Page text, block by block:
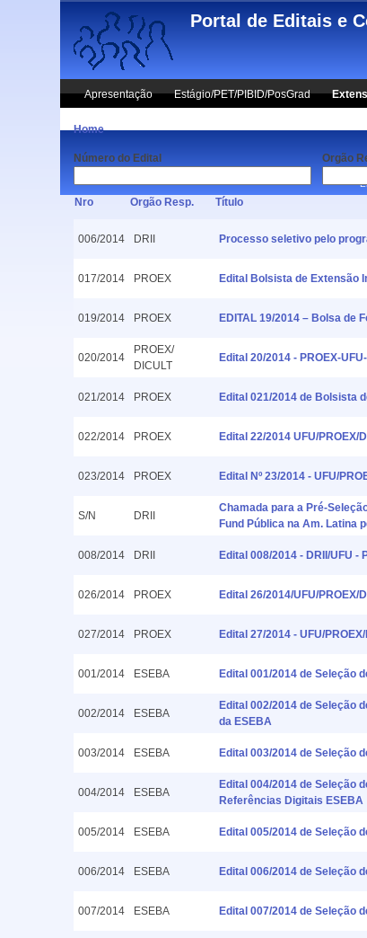
Skip to main content
Portal de Editais e
Apresentação Estágio/PET/PIBID/PosGrad
Home
Número do Edital Orgão
Nro Orgão Resp. Título
006/2014 DRII Processo seletivo pelo
017/2014 PROEX Edital Bolsista de Extensão
019/2014 PROEX EDITAL 19/2014 – Bolsa de
020/2014
PROEX/
DICULT
Edital 20/2014 - PROEX-
021/2014 PROEX Edital 021/2014 de Bolsista
022/2014 PROEX Edital 22/2014 UFU/
023/2014 PROEX Edital Nº 23/2014 - UFU/
S/N DRII
Chamada para a Pré-
Fund Pública na Am. Latina
008/2014 DRII Edital 008/2014 - DRII/UFU
026/2014 PROEX Edital 26/2014/UFU/
027/2014 PROEX Edital 27/2014 - UFU/
001/2014 ESEBA Edital 001/2014 de Seleção
002/2014 ESEBA
Edital 002/2014 de Seleção
da ESEBA
003/2014 ESEBA Edital 003/2014 de Seleção
004/2014 ESEBA
Edital 004/2014 de Seleção
Referências Digitais ESEBA
005/2014 ESEBA Edital 005/2014 de Seleção
006/2014 ESEBA Edital 006/2014 de Seleção
007/2014 ESEBA Edital 007/2014 de Seleção